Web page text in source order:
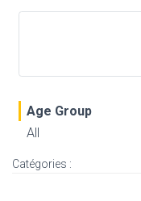
Age Group
All
Catégories :